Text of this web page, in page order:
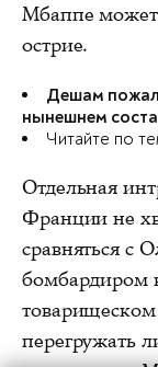
Мбаппе может
острие.
Дешам
нынешнем
Читайте по
Отдельная
Франции не
сравняться с
бомбардиром
перегружать